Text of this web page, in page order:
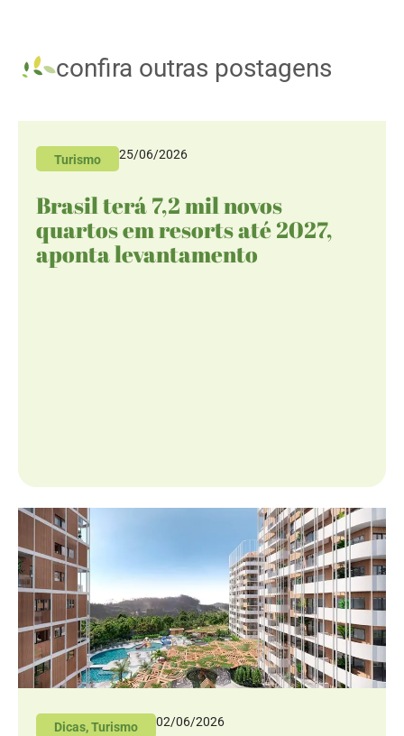
confira outras postagens
Turismo 25/06/2026
Brasil terá 7,2 mil novos
quartos em resorts até 2027,
aponta levantamento
Dicas,Turismo 02/06/2026